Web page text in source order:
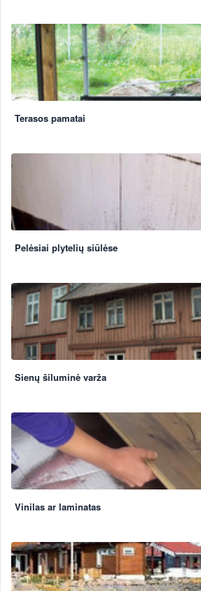
Terasos pamatai
Pelėsiai plytelių siūlėse
Sienų šiluminė varža
Vinilas ar laminatas